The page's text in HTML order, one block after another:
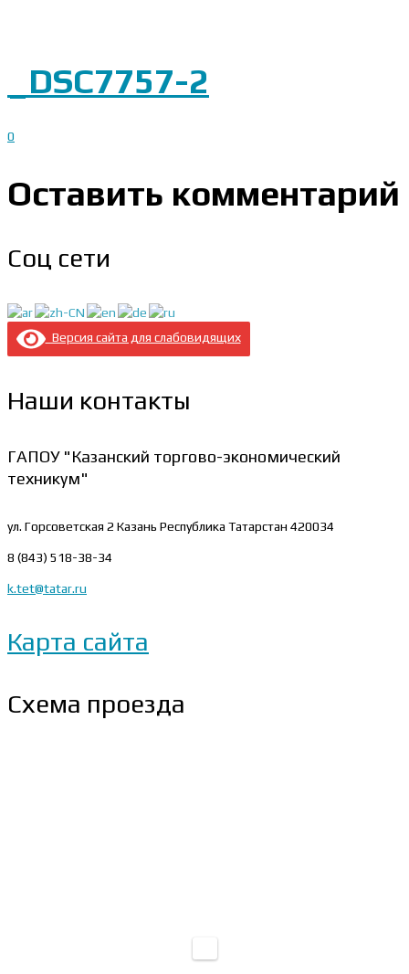
_DSC7757-2
0
Оставить комментарий
Соц сети
Версия сайта для слабовидящих
Наши контакты
ГАПОУ "Казанский торгово-экономический
техникум"
ул. Горсоветская 2 Казань Республика Татарстан 420034
8 (843) 518-38-34
k.tet@tatar.ru
Карта сайта
Схема проезда